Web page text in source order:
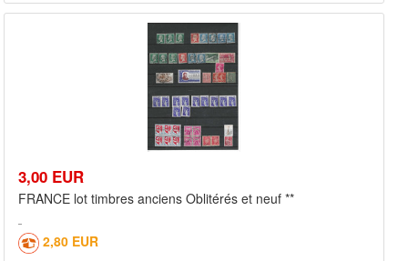
3,00 EUR
FRANCE lot timbres anciens Oblitérés et neuf **
2,80 EUR